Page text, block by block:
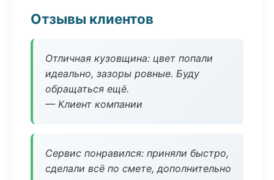
Отзывы клиентов
Отличная кузовщина: цвет попали
идеально, зазоры ровные. Буду
обращаться ещё.
— Клиент компании
Сервис понравился: приняли быстро,
сделали всё по смете, дополнительно